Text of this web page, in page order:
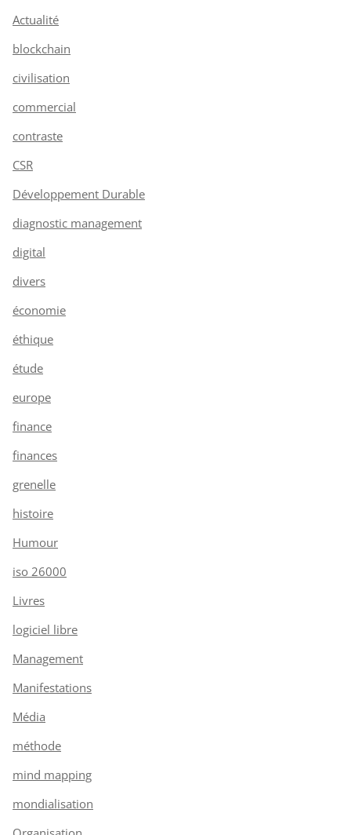
Actualité
blockchain
civilisation
commercial
contraste
CSR
Développement Durable
diagnostic management
digital
divers
économie
éthique
étude
europe
finance
finances
grenelle
histoire
Humour
iso 26000
Livres
logiciel libre
Management
Manifestations
Média
méthode
mind mapping
mondialisation